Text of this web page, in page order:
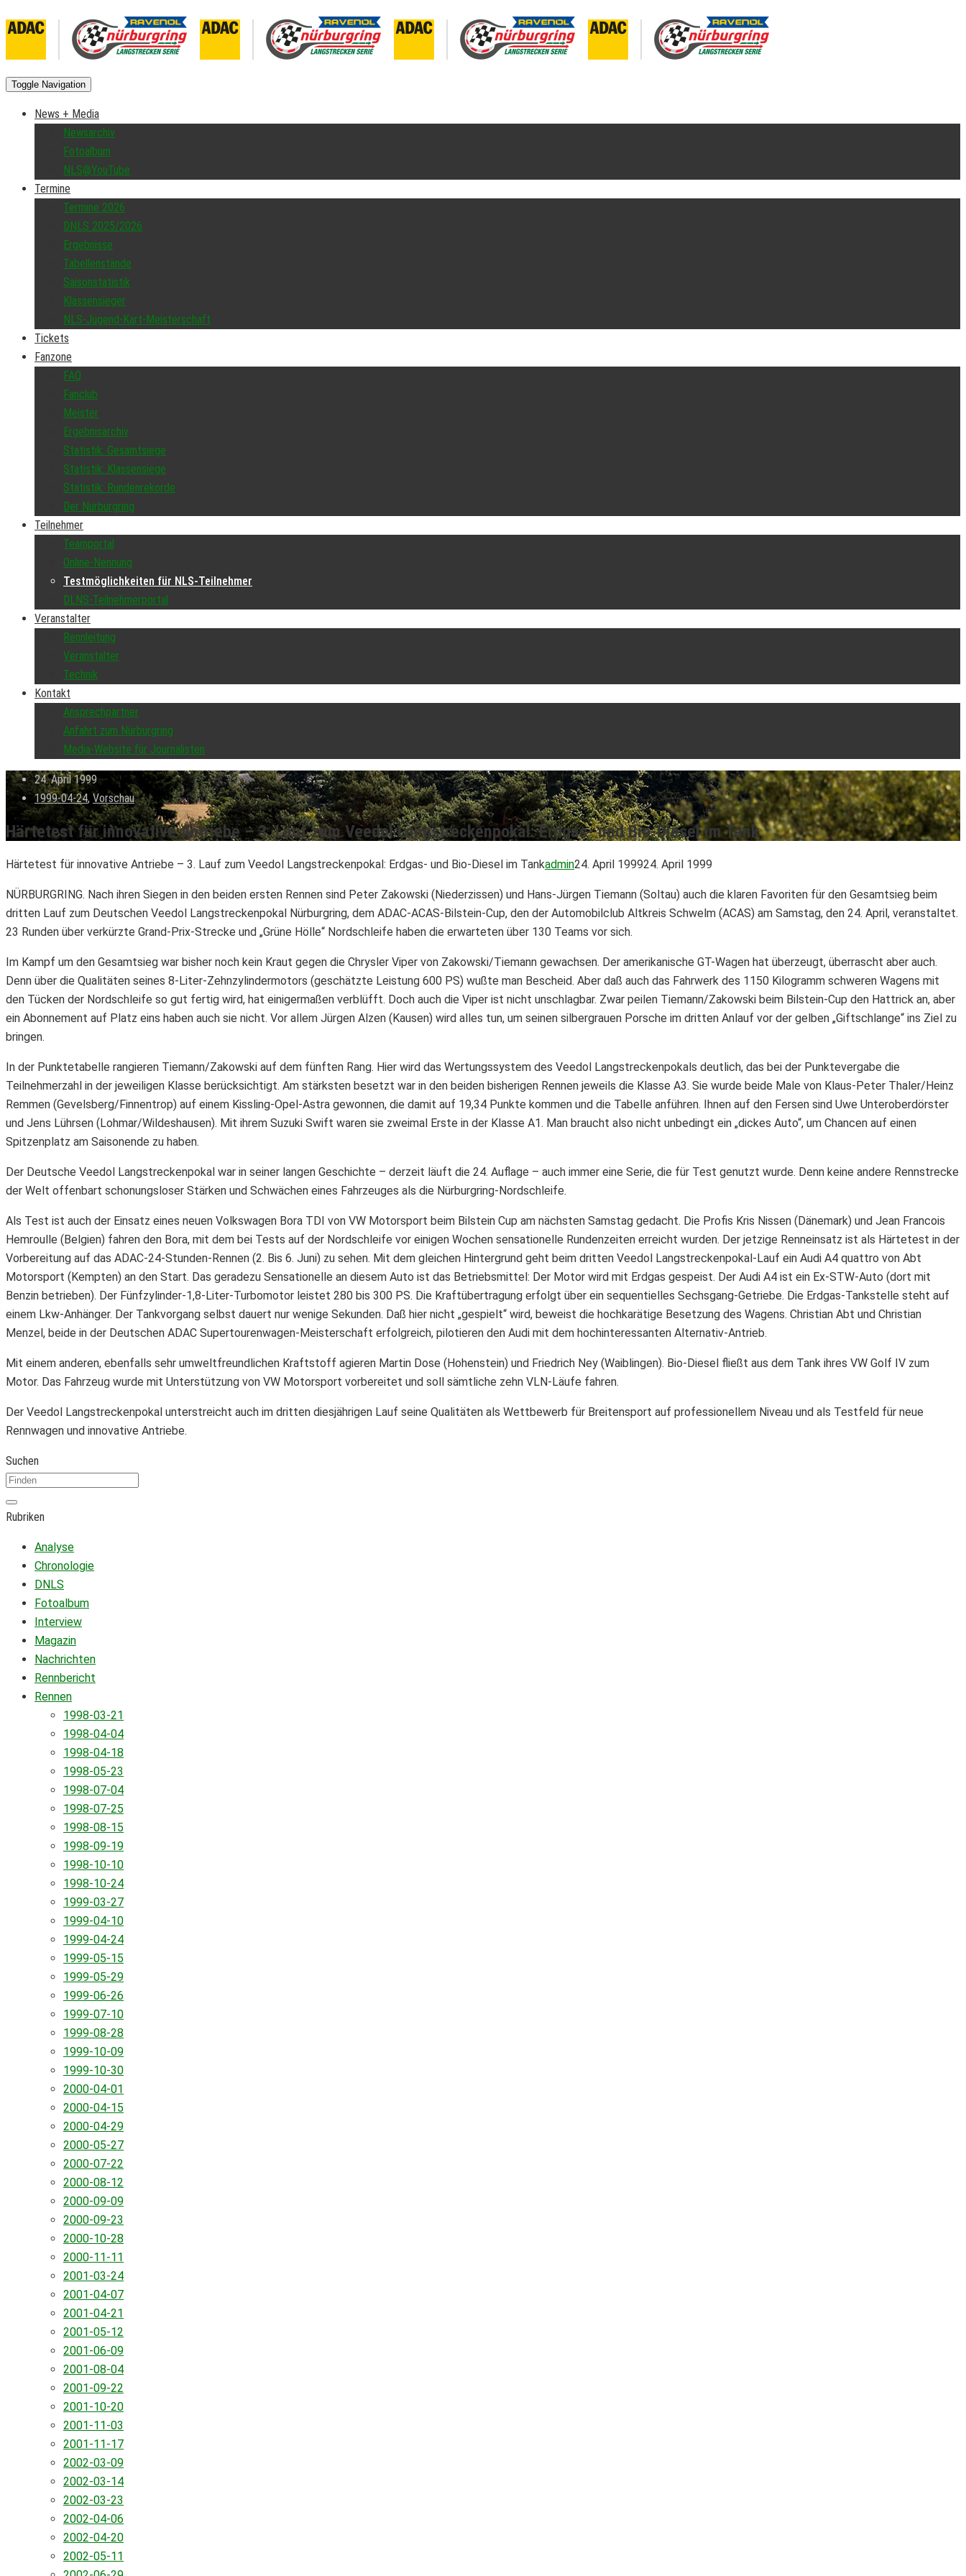
Toggle Navigation
News + Media
Newsarchiv
Fotoalbum
NLS@YouTube
Termine
Termine 2026
DNLS 2025/2026
Ergebnisse
Tabellenstände
Saisonstatistik
Klassensieger
NLS-Jugend-Kart-Meisterschaft
Tickets
Fanzone
FAQ
Fanclub
Meister
Ergebnisarchiv
Statistik: Gesamtsiege
Statistik: Klassensiege
Statistik: Rundenrekorde
Der Nürburgring
Teilnehmer
Teamportal
Online-Nennung
Testmöglichkeiten für NLS-Teilnehmer
DLNS-Teilnehmerportal
Veranstalter
Rennleitung
Veranstalter
Technik
Kontakt
Ansprechpartner
Anfahrt zum Nürburgring
Media-Website für Journalisten
24. April 1999
1999-04-24, Vorschau
Härtetest für innovative Antriebe – 3. Lauf zum Veedol Langstreckenpokal: Erdgas- und Bio-Diesel im Tank
Härtetest für innovative Antriebe – 3. Lauf zum Veedol Langstreckenpokal: Erdgas- und Bio-Diesel im Tankadmin24. April 199924. April 1999
NÜRBURGRING. Nach ihren Siegen in den beiden ersten Rennen sind Peter Zakowski (Niederzissen) und Hans-Jürgen Tiemann (Soltau) auch die klaren Favoriten für den Gesamtsieg beim
dritten Lauf zum Deutschen Veedol Langstreckenpokal Nürburgring, dem ADAC-ACAS-Bilstein-Cup, den der Automobilclub Altkreis Schwelm (ACAS) am Samstag, den 24. April, veranstaltet.
23 Runden über verkürzte Grand-Prix-Strecke und „Grüne Hölle“ Nordschleife haben die erwarteten über 130 Teams vor sich.
Im Kampf um den Gesamtsieg war bisher noch kein Kraut gegen die Chrysler Viper von Zakowski/Tiemann gewachsen. Der amerikanische GT-Wagen hat überzeugt, überrascht aber auch.
Denn über die Qualitäten seines 8-Liter-Zehnzylindermotors (geschätzte Leistung 600 PS) wußte man Bescheid. Aber daß auch das Fahrwerk des 1150 Kilogramm schweren Wagens mit
den Tücken der Nordschleife so gut fertig wird, hat einigermaßen verblüfft. Doch auch die Viper ist nicht unschlagbar. Zwar peilen Tiemann/Zakowski beim Bilstein-Cup den Hattrick an, aber
ein Abonnement auf Platz eins haben auch sie nicht. Vor allem Jürgen Alzen (Kausen) wird alles tun, um seinen silbergrauen Porsche im dritten Anlauf vor der gelben „Giftschlange“ ins Ziel zu
bringen.
In der Punktetabelle rangieren Tiemann/Zakowski auf dem fünften Rang. Hier wird das Wertungssystem des Veedol Langstreckenpokals deutlich, das bei der Punktevergabe die
Teilnehmerzahl in der jeweiligen Klasse berücksichtigt. Am stärksten besetzt war in den beiden bisherigen Rennen jeweils die Klasse A3. Sie wurde beide Male von Klaus-Peter Thaler/Heinz
Remmen (Gevelsberg/Finnentrop) auf einem Kissling-Opel-Astra gewonnen, die damit auf 19,34 Punkte kommen und die Tabelle anführen. Ihnen auf den Fersen sind Uwe Unteroberdörster
und Jens Lührsen (Lohmar/Wildeshausen). Mit ihrem Suzuki Swift waren sie zweimal Erste in der Klasse A1. Man braucht also nicht unbedingt ein „dickes Auto“, um Chancen auf einen
Spitzenplatz am Saisonende zu haben.
Der Deutsche Veedol Langstreckenpokal war in seiner langen Geschichte – derzeit läuft die 24. Auflage – auch immer eine Serie, die für Test genutzt wurde. Denn keine andere Rennstrecke
der Welt offenbart schonungsloser Stärken und Schwächen eines Fahrzeuges als die Nürburgring-Nordschleife.
Als Test ist auch der Einsatz eines neuen Volkswagen Bora TDI von VW Motorsport beim Bilstein Cup am nächsten Samstag gedacht. Die Profis Kris Nissen (Dänemark) und Jean Francois
Hemroulle (Belgien) fahren den Bora, mit dem bei Tests auf der Nordschleife vor einigen Wochen sensationelle Rundenzeiten erreicht wurden. Der jetzige Renneinsatz ist als Härtetest in der
Vorbereitung auf das ADAC-24-Stunden-Rennen (2. Bis 6. Juni) zu sehen. Mit dem gleichen Hintergrund geht beim dritten Veedol Langstreckenpokal-Lauf ein Audi A4 quattro von Abt
Motorsport (Kempten) an den Start. Das geradezu Sensationelle an diesem Auto ist das Betriebsmittel: Der Motor wird mit Erdgas gespeist. Der Audi A4 ist ein Ex-STW-Auto (dort mit
Benzin betrieben). Der Fünfzylinder-1,8-Liter-Turbomotor leistet 280 bis 300 PS. Die Kraftübertragung erfolgt über ein sequentielles Sechsgang-Getriebe. Die Erdgas-Tankstelle steht auf
einem Lkw-Anhänger. Der Tankvorgang selbst dauert nur wenige Sekunden. Daß hier nicht „gespielt“ wird, beweist die hochkarätige Besetzung des Wagens. Christian Abt und Christian
Menzel, beide in der Deutschen ADAC Supertourenwagen-Meisterschaft erfolgreich, pilotieren den Audi mit dem hochinteressanten Alternativ-Antrieb.
Mit einem anderen, ebenfalls sehr umweltfreundlichen Kraftstoff agieren Martin Dose (Hohenstein) und Friedrich Ney (Waiblingen). Bio-Diesel fließt aus dem Tank ihres VW Golf IV zum
Motor. Das Fahrzeug wurde mit Unterstützung von VW Motorsport vorbereitet und soll sämtliche zehn VLN-Läufe fahren.
Der Veedol Langstreckenpokal unterstreicht auch im dritten diesjährigen Lauf seine Qualitäten als Wettbewerb für Breitensport auf professionellem Niveau und als Testfeld für neue
Rennwagen und innovative Antriebe.
Suchen
Rubriken
Analyse
Chronologie
DNLS
Fotoalbum
Interview
Magazin
Nachrichten
Rennbericht
Rennen
1998-03-21
1998-04-04
1998-04-18
1998-05-23
1998-07-04
1998-07-25
1998-08-15
1998-09-19
1998-10-10
1998-10-24
1999-03-27
1999-04-10
1999-04-24
1999-05-15
1999-05-29
1999-06-26
1999-07-10
1999-08-28
1999-10-09
1999-10-30
2000-04-01
2000-04-15
2000-04-29
2000-05-27
2000-07-22
2000-08-12
2000-09-09
2000-09-23
2000-10-28
2000-11-11
2001-03-24
2001-04-07
2001-04-21
2001-05-12
2001-06-09
2001-08-04
2001-09-22
2001-10-20
2001-11-03
2001-11-17
2002-03-09
2002-03-14
2002-03-23
2002-04-06
2002-04-20
2002-05-11